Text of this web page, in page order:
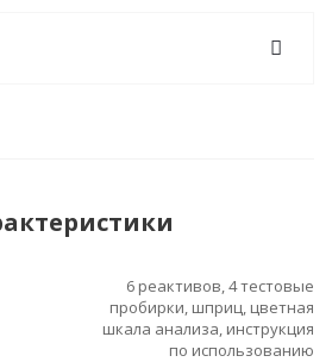
6 реактивов, 4 тестовые
пробирки, шприц, цветная
шкала анализа, инструкция
по использованию